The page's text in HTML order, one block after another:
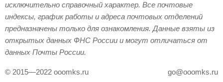
исключительно справочный характер. Все почтовые
индексы, график работы и адреса почтовых отделений
предназначены только для ознакомления. Данные взяты из
открытых данных ФНС России и могут отличаться от
данных Почты России.
© 2015—2022 ooomks.ru go@ooomks.ru